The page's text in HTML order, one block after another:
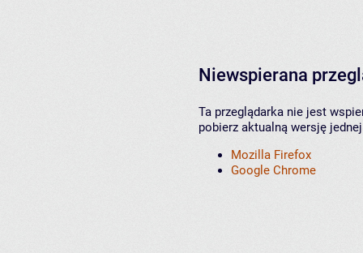
Niewspierana
Ta przeglądarka nie jest
pobierz aktualną wersję
Mozilla Firefox
Google Chrome